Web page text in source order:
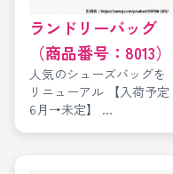
ランドリーバッグ
（商品番号：8013）
人気のシューズバッグを
リニューアル 【入荷予定
6月→未定】 ...